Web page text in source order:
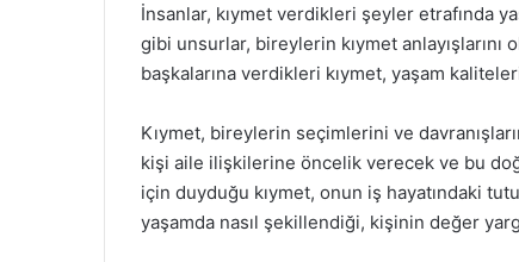
İnsanlar, kıymet verdikleri şeyler etrafında
gibi unsurlar, bireylerin kıymet
başkalarına verdikleri kıymet, yaşam
Kıymet, bireylerin seçimlerini ve
kişi aile ilişkilerine öncelik verecek ve bu
için duyduğu kıymet, onun iş hayatındaki
yaşamda nasıl şekillendiği, kişinin değer